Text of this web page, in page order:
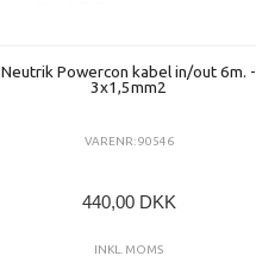
Neutrik Powercon kabel in/out 6m. -
3x1,5mm2
VARENR: 90546
440,00 DKK
INKL. MOMS